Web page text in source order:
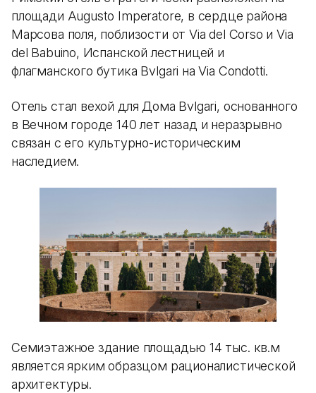
площади Augusto Imperatore, в сердце района
Марсова поля, поблизости от Via del Corso и Via
del Babuino, Испанской лестницей и
флагманского бутика Bvlgari на Via Condotti.
Отель стал вехой для Дома Bvlgari, основанного
в Вечном городе 140 лет назад и неразрывно
связан с его культурно-историческим
наследием.
Семиэтажное здание площадью 14 тыс. кв.м
является ярким образцом рационалистической
архитектуры.